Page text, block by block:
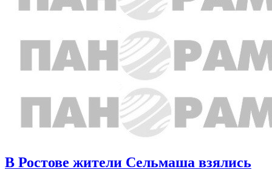
В Ростове жители Сельмаша взялись